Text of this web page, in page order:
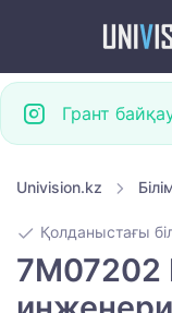
Грант
Univision.kz
Қолданыстағы
7M07202